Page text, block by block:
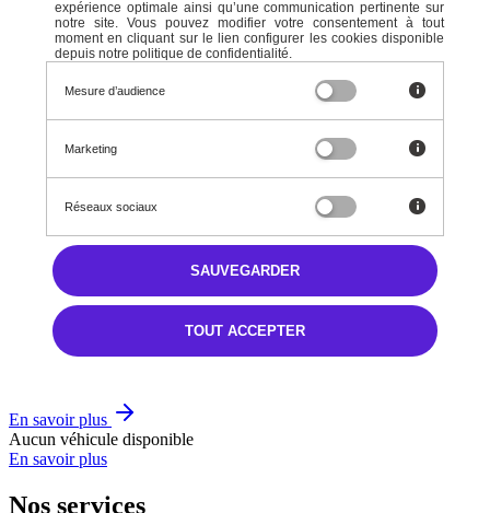
Un plaisir sans précédent
Passez un moment inoubliable à l'intérieur de la nouvelle Pandina.
Connectez votre téléphone au nouvel écran tactile DAB de 7 pouces
avec compatibilité Apple CarPlay et Android Auto™.
Notre offre de véhicules
En savoir plus
Aucun véhicule disponible
En savoir plus
Nos services
expérience optimale ainsi qu’une communication pertinente sur
notre site. Vous pouvez modifier votre consentement à tout
moment en cliquant sur le lien configurer les cookies disponible
depuis notre politique de confidentialité.
Mesure d’audience
Marketing
Réseaux sociaux
TOUT ACCEPTER
SAUVEGARDER